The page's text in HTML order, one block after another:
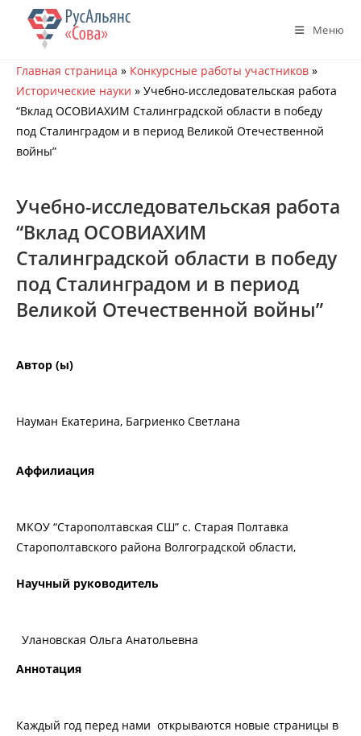
Перейти
содержимому
Меню
Главная страница » Конкурсные работы участников »
Исторические науки » Учебно-исследовательская работа
“Вклад ОСОВИАХИМ Сталинградской области в победу
под Сталинградом и в период Великой Отечественной
войны”
Учебно-исследовательская работа
“Вклад ОСОВИАХИМ
Сталинградской области в победу
под Сталинградом и в период
Великой Отечественной войны”
Автор (ы)
Науман Екатерина, Багриенко Светлана
Аффилиация
МКОУ “Старополтавская СШ” с. Старая Полтавка
Старополтавского района Волгоградской области,
Научный руководитель
Улановская Ольга Анатольевна
Аннотация
Каждый год перед нами открываются новые страницы в